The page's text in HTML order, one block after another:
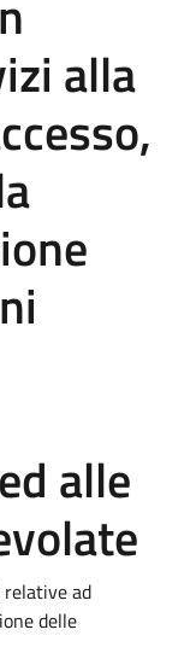
alla
alle
ad
delle